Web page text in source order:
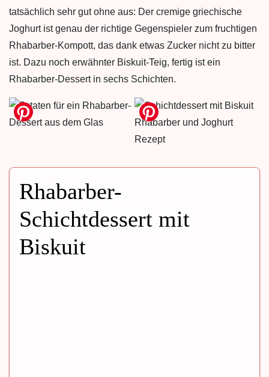
tatsächlich sehr gut ohne aus: Der cremige griechische
Joghurt ist genau der richtige Gegenspieler zum fruchtigen
Rhabarber-Kompott, das dank etwas Zucker nicht zu bitter
ist. Dazu noch erwähnter Biskuit-Teig, fertig ist ein
Rhabarber-Dessert in sechs Schichten.
Rhabarber-
Schichtdessert mit
Biskuit